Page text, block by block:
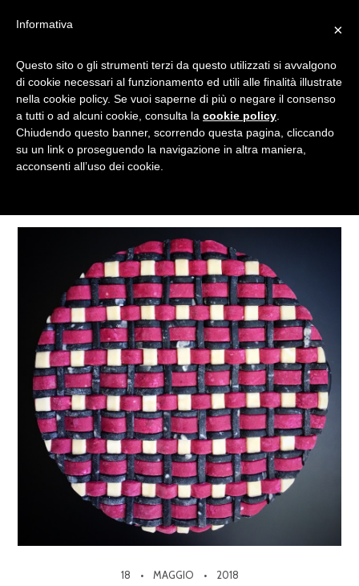
TORTA DI MELE
Tagged
18 MAGGIO 2018
×
Informativa
Questo sito o gli strumenti terzi da questo utilizzati si avvalgono
di cookie necessari al funzionamento ed utili alle finalità illustrate
nella cookie policy. Se vuoi saperne di più o negare il consenso
a tutti o ad alcuni cookie, consulta la cookie policy
Chiudendo questo banner, scorrendo questa pagina, cliccando
su un link o proseguendo la navigazione in altra maniera,
acconsenti all’uso dei cookie.